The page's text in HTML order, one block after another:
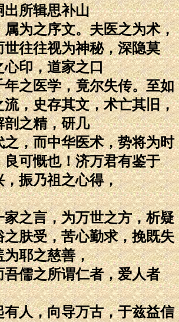
出所辑思补山
属为之序文。夫医之为术，
世往往视为神秘，深隐莫
心印，道家之口
年之医学，竟尔失传。至如
流，史存其文，术亡其旧，
剖之精，研几
之，而中华医术，势将为时
良可慨也！济万君有鉴于
，振乃祖之心得，
家之言，为万世之方，析疑
之肤受，苦心勤求，挽既失
为耶之慈善，
吾儒之所谓仁者，爱人者
有人，向导万古，于兹益信